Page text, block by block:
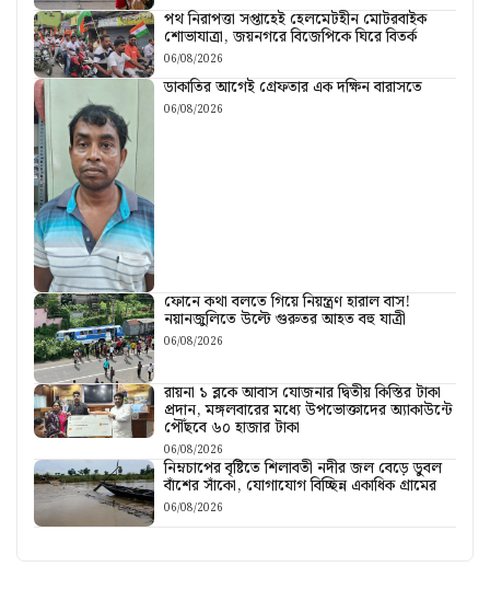
পথ নিরাপত্তা সপ্তাহেই হেলমেটহীন মোটরবাইক
শোভাযাত্রা, জয়নগরে বিজেপিকে ঘিরে বিতর্ক
06/08/2026
ডাকাতির আগেই গ্রেফতার এক দক্ষিন বারাসতে
06/08/2026
ফোনে কথা বলতে গিয়ে নিয়ন্ত্রণ হারাল বাস!
নয়ানজুলিতে উল্টে গুরুতর আহত বহু যাত্রী
06/08/2026
রায়না ১ ব্লকে আবাস যোজনার দ্বিতীয় কিস্তির টাকা
প্রদান, মঙ্গলবারের মধ্যে উপভোক্তাদের অ্যাকাউন্টে
পৌঁছবে ৬০ হাজার টাকা
06/08/2026
নিম্নচাপের বৃষ্টিতে শিলাবতী নদীর জল বেড়ে ডুবল
বাঁশের সাঁকো, যোগাযোগ বিচ্ছিন্ন একাধিক গ্রামের
06/08/2026